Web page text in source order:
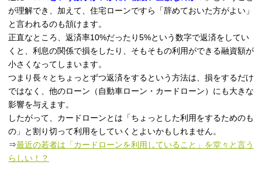
が理解でき、加えて、住宅ローンですら「辞めておいた方がよい」
と言われるのも頷けます。
正直なところ、返済率10%だったり5%という数字で返済をしてい
くと、利息の関係で損をしたり、そもそもの利用ができる融資額が
小さくなってしまいます。
つまり長々とちょっとずつ返済をするという方法は、損をするだけ
ではなく、他のローン（自動車ローン・カードローン）にも大きな
影響を与えます。
したがって、カードローンとは「ちょっとした利用をするためのも
の」と割り切って利用をしていくとよいかもしれません。
⇒最近の若者は「カードローンを利用していること」を堂々と言う
らしい！？